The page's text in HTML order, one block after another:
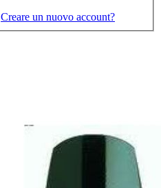
Creare un nuovo account?